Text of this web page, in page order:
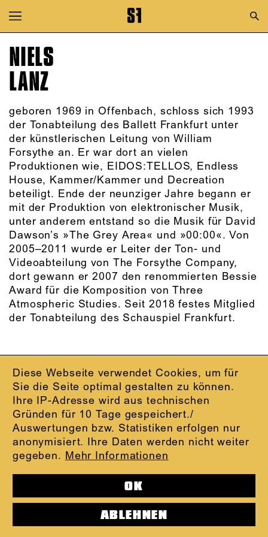
Zur Hauptnavigation springen
Zum Hauptinhalt springen
Zum Footer springen
Diese Webseite verwendet Cookies, um für
Sie die Seite optimal gestalten zu können.
Ihre IP-Adresse wird aus technischen
Gründen für 10 Tage gespeichert./
Auswertungen bzw. Statistiken erfolgen nur
anonymisiert. Ihre Daten werden nicht weiter
gegeben. Mehr Informationen
OK
ABLEHNEN
NIELS
LANZ
geboren 1969 in Offenbach, schloss sich 1993
der Tonabteilung des Ballett Frankfurt unter
der künstlerischen Leitung von William
Forsythe an. Er war dort an vielen
Produktionen wie, EIDOS:TELLOS, Endless
House, Kammer/Kammer und Decreation
beteiligt. Ende der neunziger Jahre begann er
mit der Produktion von elektronischer Musik,
unter anderem entstand so die Musik für David
Dawson’s »The Grey Area« und »00:00«. Von
2005–2011 wurde er Leiter der Ton- und
Videoabteilung von The Forsythe Company,
dort gewann er 2007 den renommierten Bessie
Award für die Komposition von Three
Atmospheric Studies. Seit 2018 festes Mitglied
der Tonabteilung des Schauspiel Frankfurt.
IMPRESSUM
DATENSCHUTZ
AGB
KONTAKT
ABO-LOGIN
PRESSE
NEWSLETTER
069.212.49.49.4